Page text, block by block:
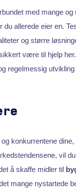
med mange
du allerede eier en.
og større
være til hjelp
regelmessig
konkurrentene
vil
å skaffe midler til
mange nystartede